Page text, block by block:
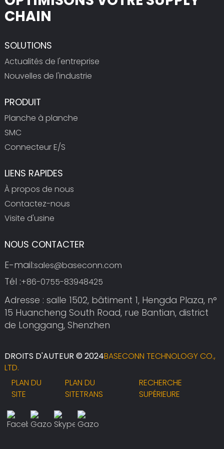
CHAIN
SOLUTIONS
Actualités de l'entreprise
Nouvelles de l'industrie
PRODUIT
Planche à planche
SMC
Connecteur E/S
LIENS RAPIDES
À propos de nous
Contactez-nous
Visite d'usine
NOUS CONTACTER
E-mail:sales@baseconn.com
Tél :+86-0755-83948425
Adresse : salle 1502, bâtiment 1, Hengda Plaza, n°
15 Huancheng South Road, rue Bantian, district
de Longgang, Shenzhen
DROITS D'AUTEUR © 2024BASECONN TECHNOLOGY CO.,
LTD.
PLAN DU
SITE
PLAN DU
SITETRANS
RECHERCHE
SUPÉRIEURE